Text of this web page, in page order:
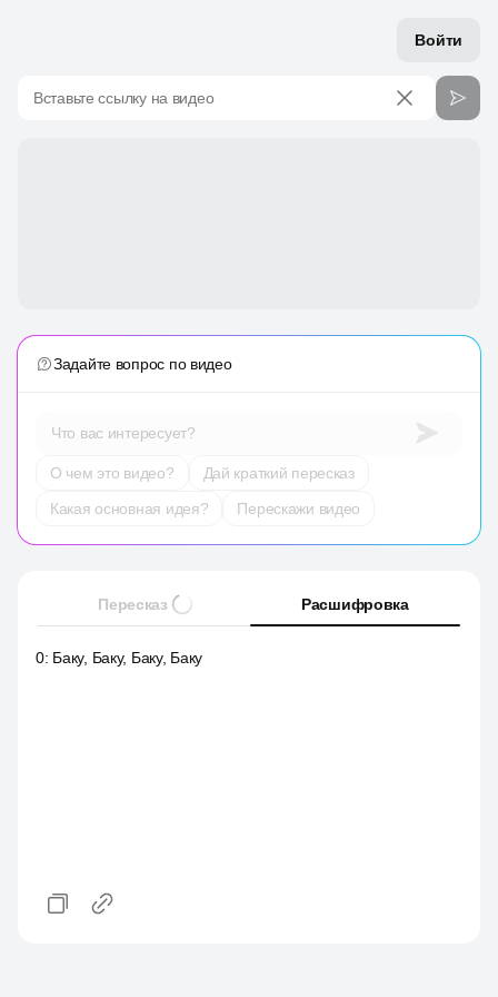
Войти
Вставьте ссылку на видео
Задайте вопрос по видео
Что вас интересует?
О чем это видео?
Дай краткий пересказ
Какая основная идея?
Перескажи видео
Пересказ Расшифровка
0: Баку, Баку, Баку, Баку